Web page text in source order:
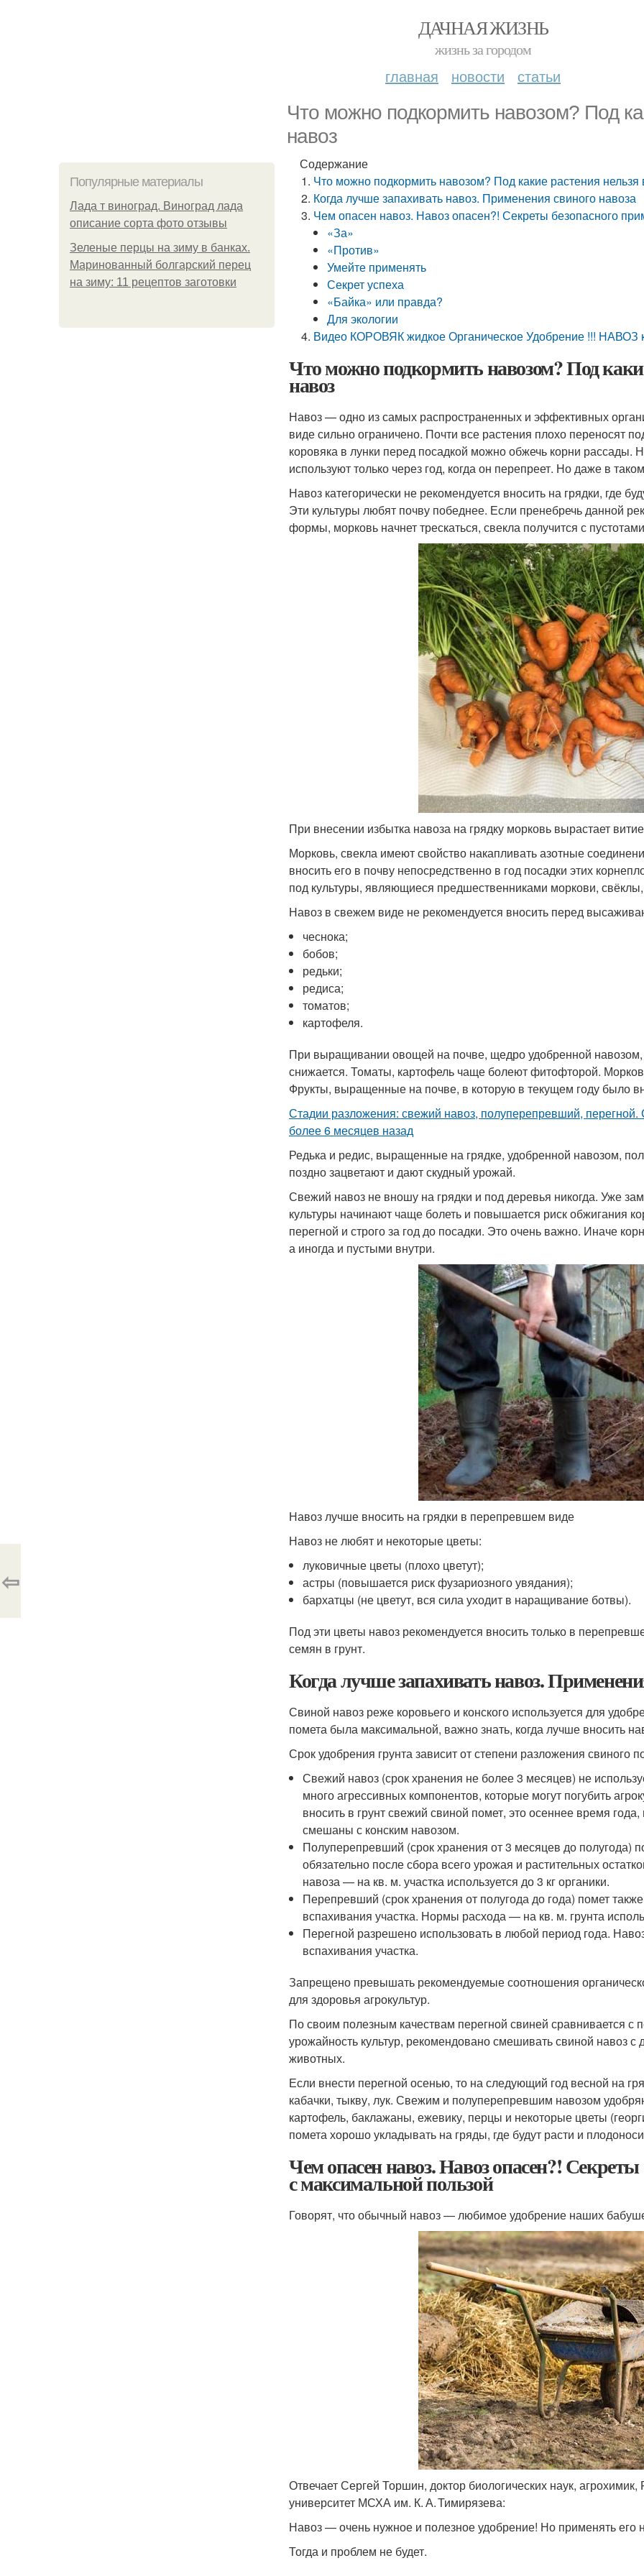
ДАЧНАЯ ЖИЗНЬ
жизнь за городом
главная новости статьи
Что можно подкормить навозом? Под
навоз
Популярные материалы
Лада т виноград. Виноград лада
описание сорта фото отзывы
Зеленые перцы на зиму в банках.
Маринованный болгарский перец
на зиму: 11 рецептов заготовки
Содержание
Что можно подкормить навозом? Под какие растения нельзя
Когда лучше запахивать навоз. Применения свиного навоза
Чем опасен навоз. Навоз опасен?! Секреты безопасного
«За»
«Против»
Умейте применять
Секрет успеха
«Байка» или правда?
Для экологии
Видео КОРОВЯК жидкое Органическое Удобрение !!! НАВОЗ
Что можно подкормить навозом? Под
навоз
Навоз — одно из самых распространенных и эффективных
виде сильно ограничено. Почти все растения плохо переносят
коровяка в лунки перед посадкой можно обжечь корни рассады.
используют только через год, когда он перепреет. Но даже в
Навоз категорически не рекомендуется вносить на грядки, где
Эти культуры любят почву победнее. Если пренебречь данной
формы, морковь начнет трескаться, свекла получится с
При внесении избытка навоза на грядку морковь вырастает
Морковь, свекла имеют свойство накапливать азотные
вносить его в почву непосредственно в год посадки этих
под культуры, являющиеся предшественниками моркови,
Навоз в свежем виде не рекомендуется вносить перед
чеснока;
бобов;
редьки;
редиса;
томатов;
картофеля.
При выращивании овощей на почве, щедро удобренной навозом,
снижается. Томаты, картофель чаще болеют фитофторой.
Фрукты, выращенные на почве, в которую в текущем году было
Стадии разложения: свежий навоз, полуперепревший,
более 6 месяцев назад
Редька и редис, выращенные на грядке, удобренной навозом,
поздно зацветают и дают скудный урожай.
Свежий навоз не вношу на грядки и под деревья никогда. Уже
культуры начинают чаще болеть и повышается риск обжигания
перегной и строго за год до посадки. Это очень важно. Иначе
а иногда и пустыми внутри.
Навоз лучше вносить на грядки в перепревшем виде
Навоз не любят и некоторые цветы:
луковичные цветы (плохо цветут);
астры (повышается риск фузариозного увядания);
бархатцы (не цветут, вся сила уходит в наращивание ботвы).
Под эти цветы навоз рекомендуется вносить только в
семян в грунт.
Когда лучше запахивать навоз.
Свиной навоз реже коровьего и конского используется для
помета была максимальной, важно знать, когда лучше вносить
Срок удобрения грунта зависит от степени разложения свиного
Свежий навоз (срок хранения не более 3 месяцев) не
много агрессивных компонентов, которые могут погубить
вносить в грунт свежий свиной помет, это осеннее время
смешаны с конским навозом.
Полуперепревший (срок хранения от 3 месяцев до полугода)
обязательно после сбора всего урожая и растительных
навоза — на кв. м. участка используется до 3 кг органики.
Перепревший (срок хранения от полугода до года) помет
вспахивания участка. Нормы расхода — на кв. м. грунта
Перегной разрешено использовать в любой период года.
вспахивания участка.
Запрещено превышать рекомендуемые соотношения
для здоровья агрокультур.
По своим полезным качествам перегной свиней сравнивается
урожайность культур, рекомендовано смешивать свиной навоз
животных.
Если внести перегной осенью, то на следующий год весной на
кабачки, тыкву, лук. Свежим и полуперепревшим навозом
картофель, баклажаны, ежевику, перцы и некоторые цветы
помета хорошо укладывать на гряды, где будут расти и
Чем опасен навоз. Навоз опасен?!
с максимальной пользой
Говорят, что обычный навоз — любимое удобрение наших
Отвечает Сергей Торшин, доктор биологических наук,
университет МСХА им. К. А. Тимирязева:
Навоз — очень нужное и полезное удобрение! Но применять его
Тогда и проблем не будет.
⇦